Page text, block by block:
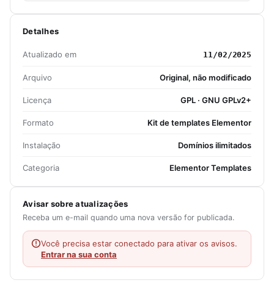
Detalhes
Atualizado em 11/02/2025
Arquivo Original, não modificado
Licença GPL · GNU GPLv2+
Formato Kit de templates Elementor
Instalação Domínios ilimitados
Categoria Elementor Templates
Avisar sobre atualizações
Receba um e-mail quando uma nova versão for publicada.
Você precisa estar conectado para ativar os avisos.
Entrar na sua conta